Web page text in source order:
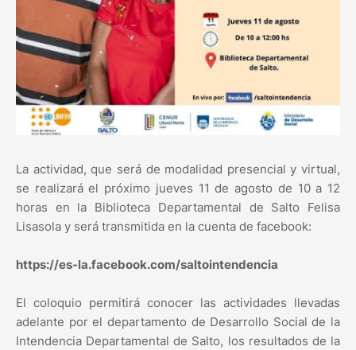
La actividad, que será de modalidad presencial y virtual,
se realizará el próximo jueves 11 de agosto de 10 a 12
horas en la Biblioteca Departamental de Salto Felisa
Lisasola y será transmitida en la cuenta de facebook:
https://es-la.facebook.com/saltointendencia
El coloquio permitirá conocer las actividades llevadas
adelante por el departamento de Desarrollo Social de la
Intendencia Departamental de Salto, los resultados de la